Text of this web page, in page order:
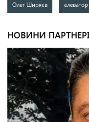
Олег Ширяєв елеватор